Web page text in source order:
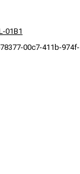
01B1
00c7-411b-974f-